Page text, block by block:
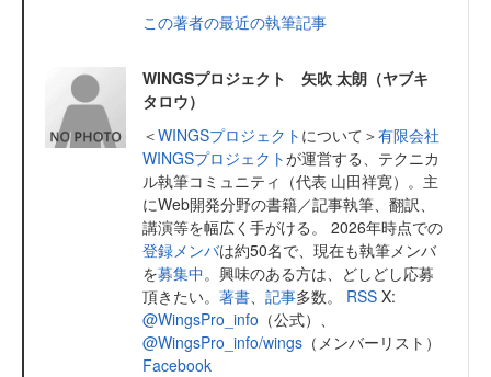
この著者の最近の執筆記事
WINGSプロジェクト 矢吹 太朗（ヤブキ
タロウ）
＜WINGSプロジェクト について＞有限会社
WINGSプロジェクトが運営する、テクニカ
ル執筆コミュニティ（代表 山田祥寛）。主
にWeb開発分野の書籍／記事執筆、翻訳、
講演等を幅広く手がける。 2026年時点での
登録メンバは約50名で、現在も執筆メンバ
を募集中。興味のある方は、どしどし応募
頂きたい。 著書 記事多数。 RSS X:
@WingsPro_info （公式）、
@WingsPro_info/wings （メンバーリスト）
Facebook